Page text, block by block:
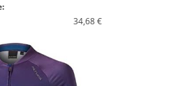
34,68 €